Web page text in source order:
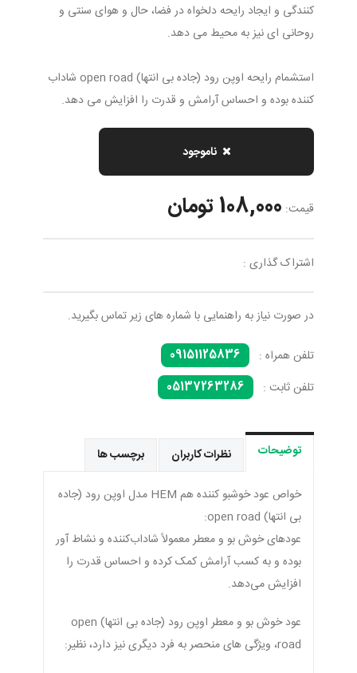
کنندگی و ایجاد رایحه دلخواه در فضا، حال و هوای سنتی و
روحانی ای نیز به محیط می دهد.
استشمام رایحه اوپن رود (جاده بی انتها) open road شاداب
کننده بوده و احساس آرامش و قدرت را افزایش می دهد.
ناموجود
قیمت: 108,000 تومان
اشتراک گذاری :
در صورت نیاز به راهنمایی با شماره های زیر تماس بگیرید.
تلفن همراه :
09151125836
تلفن ثابت :
05137263286
توضیحات نظرات کاربران برچسب ها
خواص عود خوشبو کننده هم HEM مدل اوپن رود (جاده
بی انتها) open road:
عودهای خوش بو و معطر معمولاً شاداب‌کننده و نشاط آور
بوده و به کسب آرامش کمک کرده و احساس قدرت را
افزایش می‌دهد.
عود خوش بو و معطر اوپن رود (جاده بی انتها) open
road، ویژگی های منحصر به فرد دیگری نیز دارد، نظیر: